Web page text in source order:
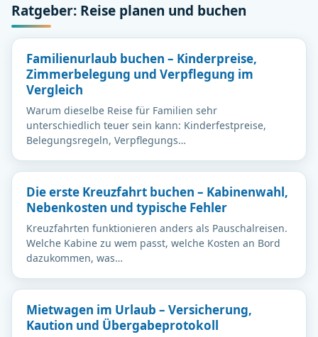
Ratgeber: Reise planen und buchen
Familienurlaub buchen – Kinderpreise,
Zimmerbelegung und Verpflegung im
Vergleich
Warum dieselbe Reise für Familien sehr
unterschiedlich teuer sein kann: Kinderfestpreise,
Belegungsregeln, Verpflegungs…
Die erste Kreuzfahrt buchen – Kabinenwahl,
Nebenkosten und typische Fehler
Kreuzfahrten funktionieren anders als Pauschalreisen.
Welche Kabine zu wem passt, welche Kosten an Bord
dazukommen, was…
Mietwagen im Urlaub – Versicherung,
Kaution und Übergabeprotokoll